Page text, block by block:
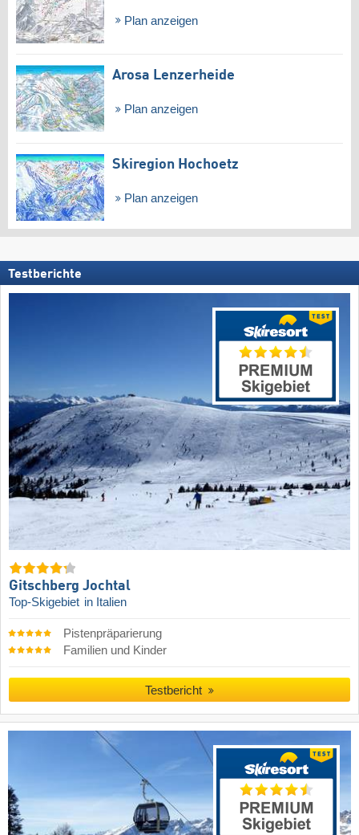
Plan anzeigen
Arosa Lenzerheide
Plan anzeigen
Skiregion Hochoetz
Plan anzeigen
Testberichte
Gitschberg Jochtal
Top-Skigebiet in Italien
Pistenpräparierung
Familien und Kinder
Testbericht